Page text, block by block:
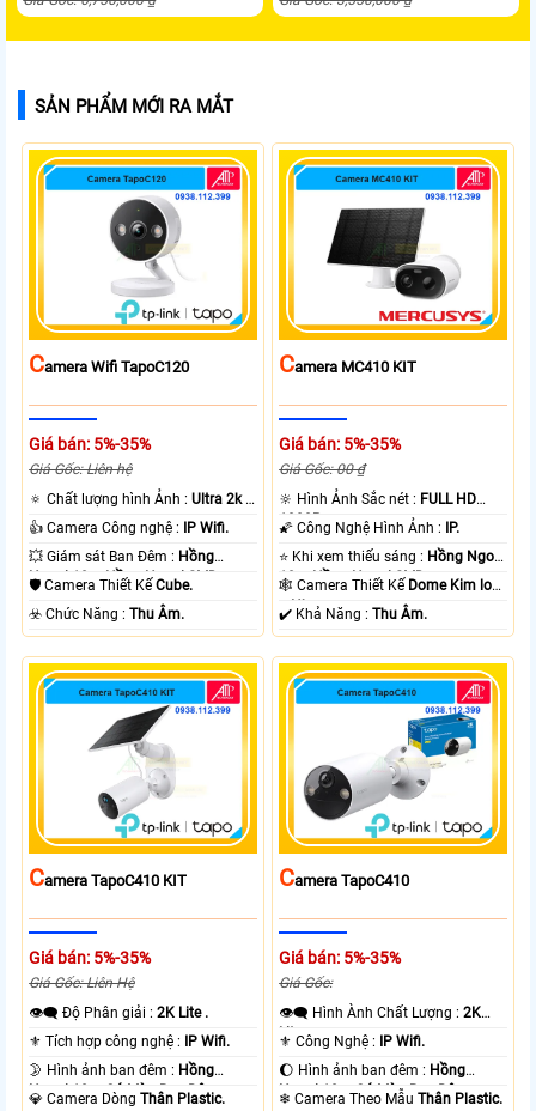
SẢN PHẨM MỚI RA MẮT
CAmera Wifi TapoC120
Giá bán: 5%-35%
Giá Gốc: Liên hệ
🔅 Chất lượng hình Ảnh :Ultra 2k +
.
👍 Camera Công nghệ :
IP Wifi.
💥 Giám sát Ban Đêm : Hồng
Ngoại 10m Hồng Ngoại SMD.
🛡 Camera Thiết KếCube.
️☣️ Chức Năng :Thu Âm.
CAmera MC410 KIT
Giá bán: 5%-35%
Giá Gốc: 00 ₫
🔆 Hình Ảnh Sắc nét : FULL HD
1080P .
🌠 Công Nghệ Hình Ảnh :
IP.
⭐ Khi xem thiếu sáng : Hồng Ngoại
10m Hồng Ngoại SMD.
🕸️ Camera Thiết Kế Dome Kim loại
+ Nhựa.
️✔️ Khả Năng :Thu Âm.
CAmera TapoC410 KIT
Giá bán: 5%-35%
Giá Gốc: Liên Hệ
👁️‍🗨 Độ Phân giải :2K Lite .
⚜️ Tích hợp công nghệ : IP Wifi.
🌛 Hình ảnh ban đêm : Hồng
Ngoại 10m Có Màu Ban Ðêm.
💎 Camera DòngThân Plastic.
CAmera TapoC410
Giá bán: 5%-35%
Giá Gốc:
👁️‍🗨 Hình Ành Chất Lượng :2K
Lite .
⚜️ Công Nghệ : IP Wifi.
🌔 Hình ảnh ban đêm : Hồng
Ngoại 10m Có Màu Ban Ðêm.
❄ Camera Theo MẫuThân Plastic.